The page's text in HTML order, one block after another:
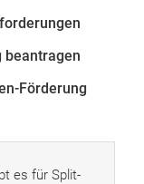
beantragen
Förderung
es für Split-